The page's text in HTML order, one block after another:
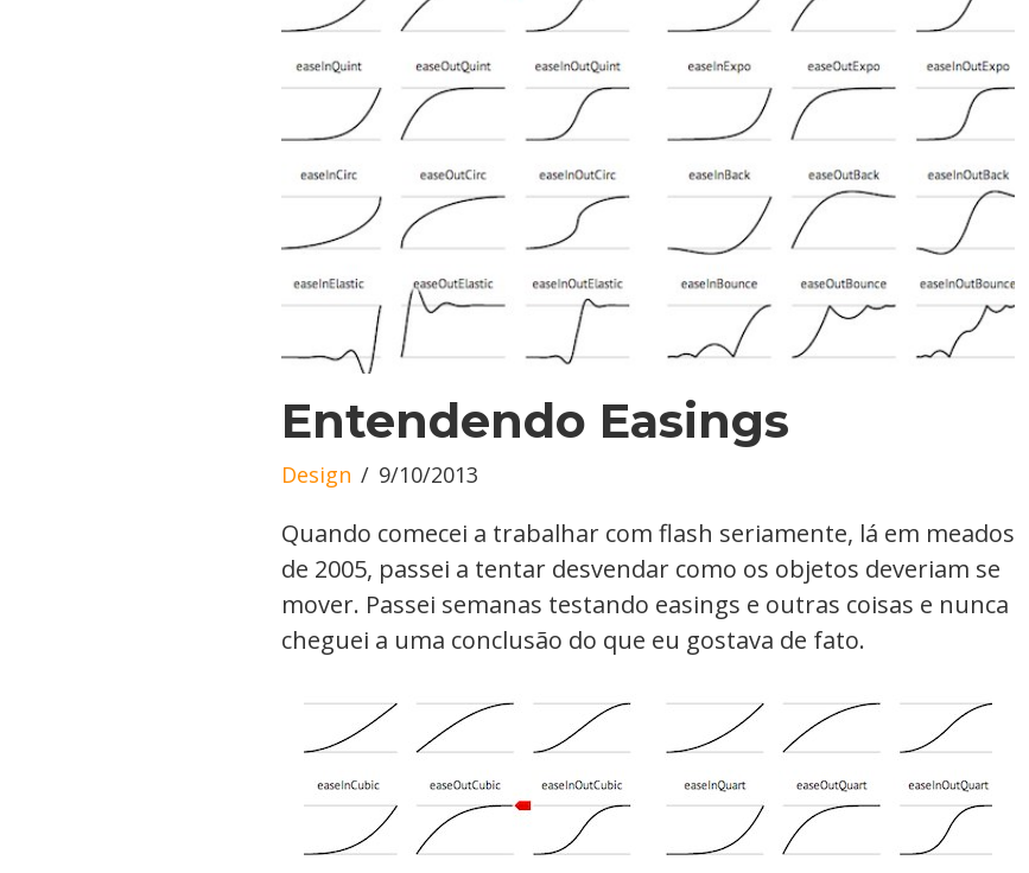
Entendendo Easings
Design 9/10/2013
Quando comecei a trabalhar com flash seriamente, lá em meados
de 2005, passei a tentar desvendar como os objetos deveriam se
mover. Passei semanas testando easings e outras coisas e nunca
cheguei a uma conclusão do que eu gostava de fato.